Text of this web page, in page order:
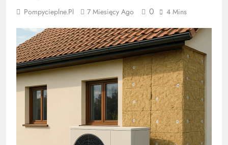
Pompycieplne.pl 7 Miesięcy Ago 0 4 Mins